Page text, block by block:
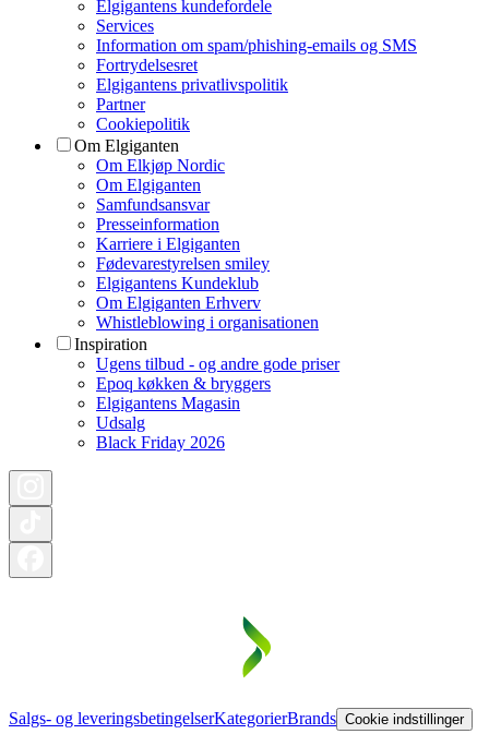
Elgigantens kundefordele
Services
Information om spam/phishing-emails og SMS
Fortrydelsesret
Elgigantens privatlivspolitik
Partner
Cookiepolitik
Om Elgiganten
Om Elkjøp Nordic
Om Elgiganten
Samfundsansvar
Presseinformation
Karriere i Elgiganten
Fødevarestyrelsen smiley
Elgigantens Kundeklub
Om Elgiganten Erhverv
Whistleblowing i organisationen
Inspiration
Ugens tilbud - og andre gode priser
Epoq køkken & bryggers
Elgigantens Magasin
Udsalg
Black Friday 2026
Salgs- og leveringsbetingelserKategorierBrands Cookie indstillinger